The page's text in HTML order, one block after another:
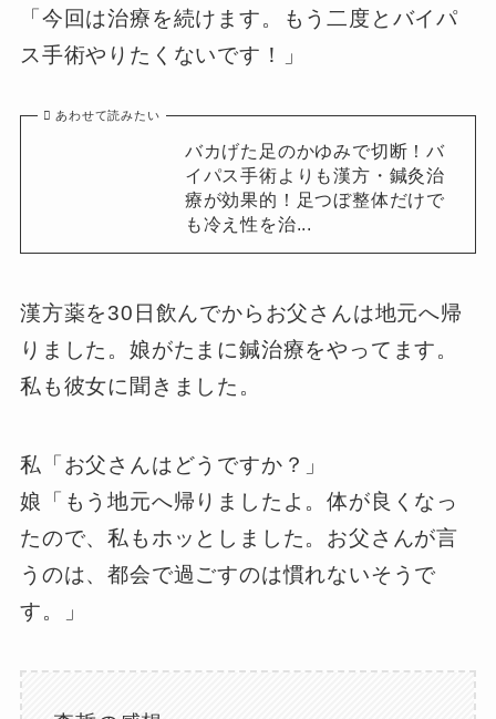
「今回は治療を続けます。もう二度とバイパ
ス手術やりたくないです！」
あわせて読みたい
バカげた足のかゆみで切断！バ
イパス手術よりも漢方・鍼灸治
療が効果的！足つぼ整体だけで
も冷え性を治...
漢方薬を30日飲んでからお父さんは地元へ帰
りました。娘がたまに鍼治療をやってます。
私も彼女に聞きました。
私「お父さんはどうですか？」
娘「もう地元へ帰りましたよ。体が良くなっ
たので、私もホッとしました。お父さんが言
うのは、都会で過ごすのは慣れないそうで
す。」